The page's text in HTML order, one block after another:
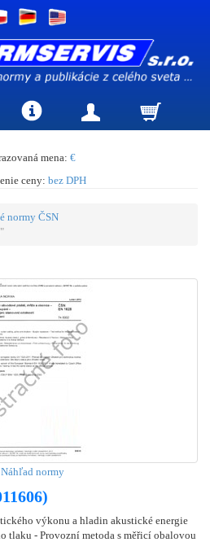
mena: €
ceny: bez DPH
normy ČSN
Náhľad normy
výkonu a hladin akustické energie
tlaku - Provozní metoda s měřicí obalovou